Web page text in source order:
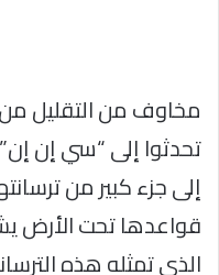
مخاوف من التقليل
تحدثوا إلى “سي إن
إلى جزء كبير من
قواعدها تحت الأرض
الذي تمثله هذه